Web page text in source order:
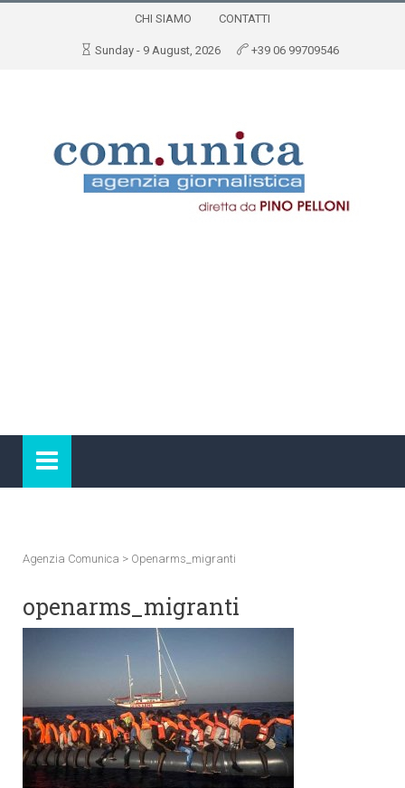
CHI SIAMO CONTATTI
Sunday - 9 August, 2026 +39 06 99709546
Agenzia Comunica > Openarms_migranti
openarms_migranti